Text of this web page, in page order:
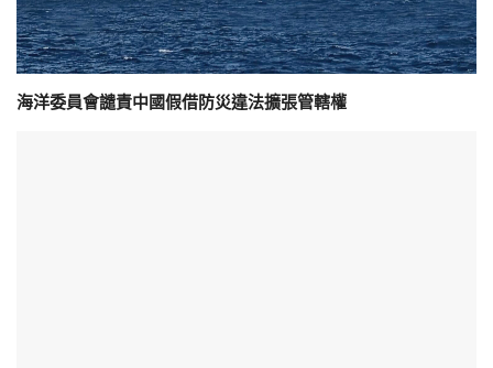
海洋委員會譴責中國假借防災違法擴張管轄權